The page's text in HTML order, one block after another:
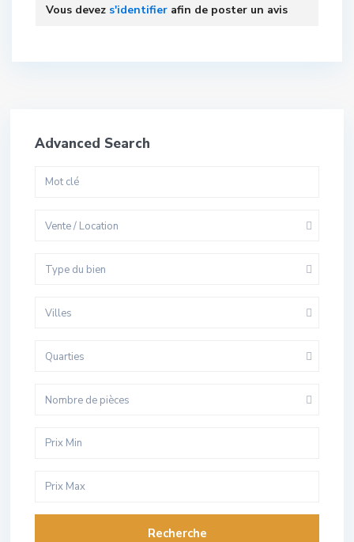
Vous devez s'identifier afin de poster un avis
Advanced Search
Vente / Location
Type du bien
Villes
Quarties
Nombre de pièces
Recherche